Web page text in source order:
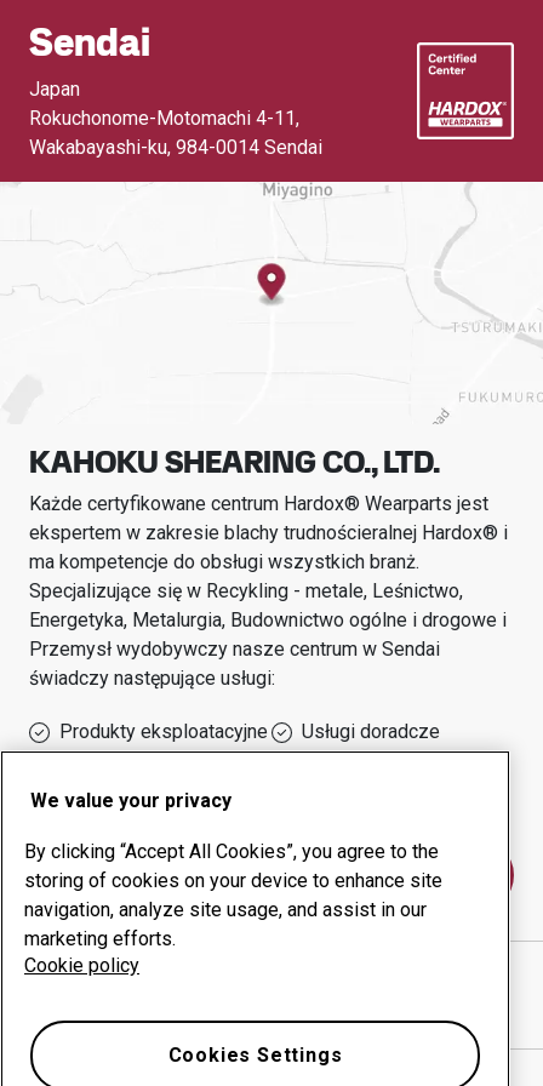
Sendai
Japan
Rokuchonome-Motomachi 4-11,
Wakabayashi-ku, 984-0014 Sendai
KAHOKU SHEARING CO., LTD.
Każde certyfikowane centrum Hardox® Wearparts jest
ekspertem w zakresie blachy trudnościeralnej Hardox® i
ma kompetencje do obsługi wszystkich branż.
Specjalizujące się w Recykling - metale, Leśnictwo,
Energetyka, Metalurgia, Budownictwo ogólne i drogowe i
Przemysł wydobywczy nasze centrum w Sendai
świadczy następujące usługi:
Produkty eksploatacyjne
Usługi doradcze
sprawności urządzeń
Skontaktuj się z nami
KAHOKU SHEARING CO., LTD.
We value your privacy
By clicking “Accept All Cookies”, you agree to the
storing of cookies on your device to enhance site
navigation, analyze site usage, and assist in our
marketing efforts.
Cookie policy
Cookies Settings